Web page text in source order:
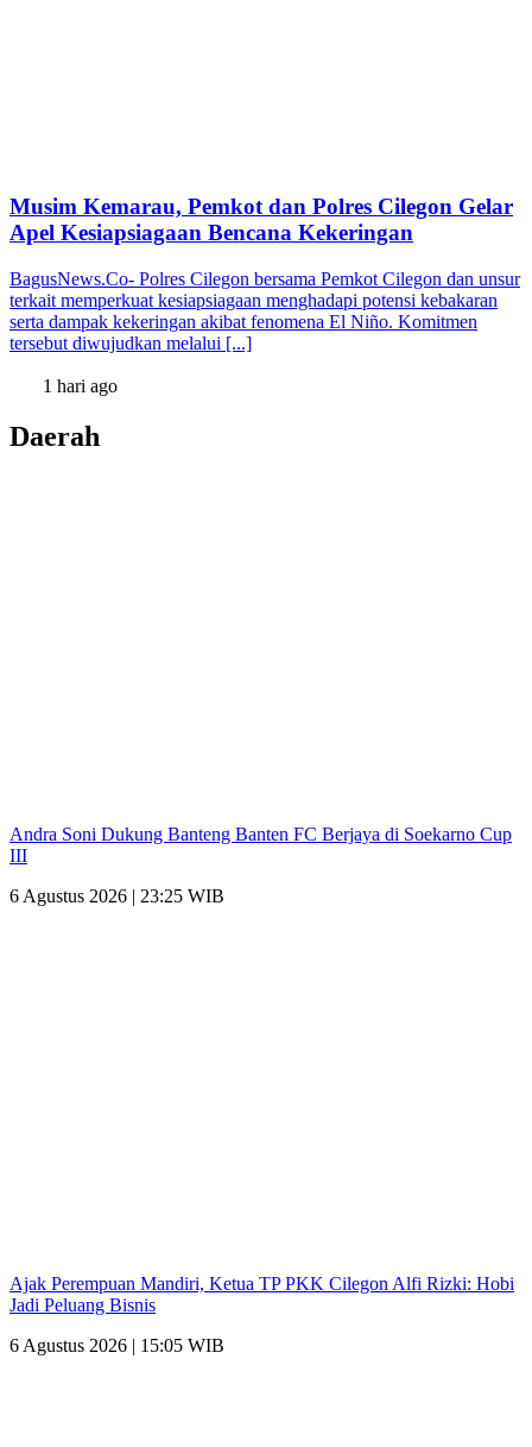
Musim Kemarau, Pemkot dan Polres Cilegon Gelar
Apel Kesiapsiagaan Bencana Kekeringan
BagusNews.Co- Polres Cilegon bersama Pemkot Cilegon dan unsur
terkait memperkuat kesiapsiagaan menghadapi potensi kebakaran
serta dampak kekeringan akibat fenomena El Niño. Komitmen
tersebut diwujudkan melalui [...]
1 hari ago
Daerah
Andra Soni Dukung Banteng Banten FC Berjaya di Soekarno Cup
III
6 Agustus 2026 | 23:25 WIB
Ajak Perempuan Mandiri, Ketua TP PKK Cilegon Alfi Rizki: Hobi
Jadi Peluang Bisnis
6 Agustus 2026 | 15:05 WIB